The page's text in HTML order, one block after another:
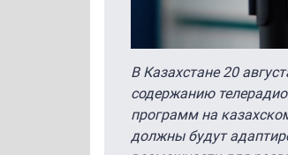
В Казахстане 20
содержанию
программ на
должны будут